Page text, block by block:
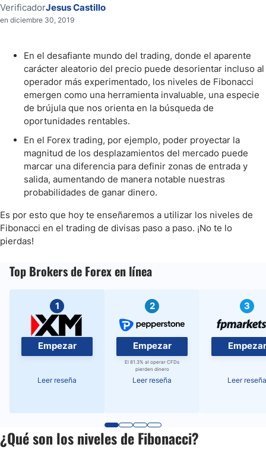
VerificadorJesus Castillo
en diciembre 30, 2019
En el desafiante mundo del trading, donde el aparente
carácter aleatorio del precio puede desorientar incluso al
operador más experimentado, los niveles de Fibonacci
emergen como una herramienta invaluable, una especie
de brújula que nos orienta en la búsqueda de
oportunidades rentables.
En el Forex trading, por ejemplo, poder proyectar la
magnitud de los desplazamientos del mercado puede
marcar una diferencia para definir zonas de entrada y
salida, aumentando de manera notable nuestras
probabilidades de ganar dinero.
Es por esto que hoy te enseñaremos a utilizar los niveles de
Fibonacci en el trading de divisas paso a paso. ¡No te lo
pierdas!
Top Brokers de Forex en línea
1
Empezar
Leer reseña
2
Empezar
El 81.3% al operar CFDs
pierden dinero
Leer reseña
3
Empezar
Leer reseña
¿Qué son los niveles de Fibonacci?